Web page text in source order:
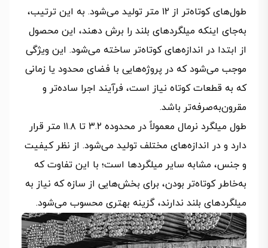
طول‌های کوتاه‌تر از ۱۲ متر تولید می‌شود. به این ترتیب،
به‌جای اینکه میلگردهای بلند را برش دهند، این محصول
از ابتدا در اندازه‌های کوتاه‌تر ساخته می‌شود. این ویژگی
موجب می‌شود که در پروژه‌هایی با فضای محدود یا زمانی
که به قطعات کوتاه نیاز است، فرآیند اجرا ساده‌تر و
مقرون‌به‌صرفه‌تر باشد.
طول میلگرد نرمال معمولاً در محدوده ۳.۲ تا ۱۱.۸ متر قرار
دارد و در اندازه‌های مختلف تولید می‌شود. از نظر کیفیت
و جنس، مشابه سایر میلگردها است؛ با این تفاوت که
به‌خاطر کوتاه‌تر بودن، برای بخش‌هایی از سازه که نیاز به
میلگردهای بلند ندارند، گزینه بهتری محسوب می‌شود.